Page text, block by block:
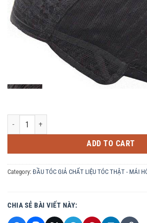
ĐẦU TÓC GIẢ THẲNG NGANG VAI 40CM_
ADD TO CART
Category: ĐẦU TÓC GIẢ CHẤT LIỆU TÓC THẬT - MÁI
CHIA SẺ BÀI VIẾT NÀY: